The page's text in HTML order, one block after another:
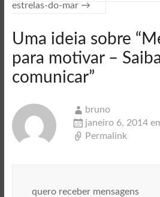
estrelas-do-mar →
Uma ideia sobre “
para motivar –
comunicar”
bruno
janeiro 6, 2014
Permalink
quero receber mensagens